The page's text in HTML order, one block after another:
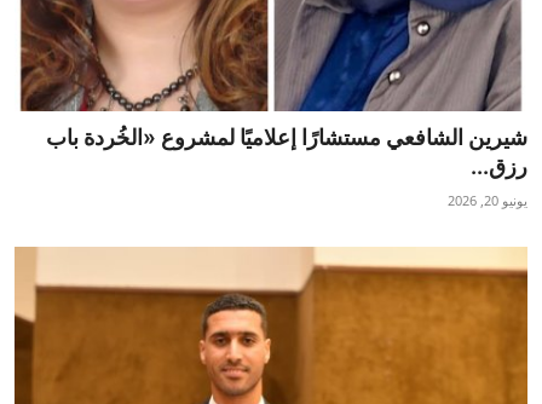
شيرين الشافعي مستشارًا إعلاميًا لمشروع «الخُردة باب
رزق...
يونيو 20, 2026